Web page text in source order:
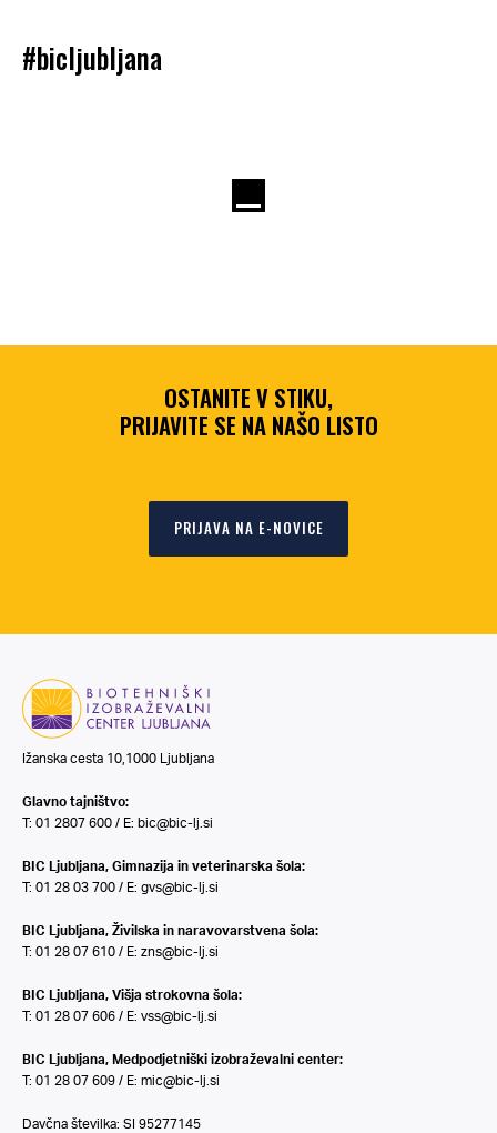
#bicljubljana
OSTANITE V STIKU,
PRIJAVITE SE NA NAŠO LISTO
PRIJAVA NA E-NOVICE
Ižanska cesta 10,1000 Ljubljana
Glavno tajništvo:
T: 01 2807 600 / E: bic@bic-lj.si
BIC Ljubljana, Gimnazija in veterinarska šola:
T: 01 28 03 700 / E: gvs@bic-lj.si
BIC Ljubljana, Živilska in naravovarstvena šola:
T: 01 28 07 610 / E: zns@bic-lj.si
BIC Ljubljana, Višja strokovna šola:
T: 01 28 07 606 / E: vss@bic-lj.si
BIC Ljubljana, Medpodjetniški izobraževalni center:
T: 01 28 07 609 / E: mic@bic-lj.si
Davčna številka: SI 95277145